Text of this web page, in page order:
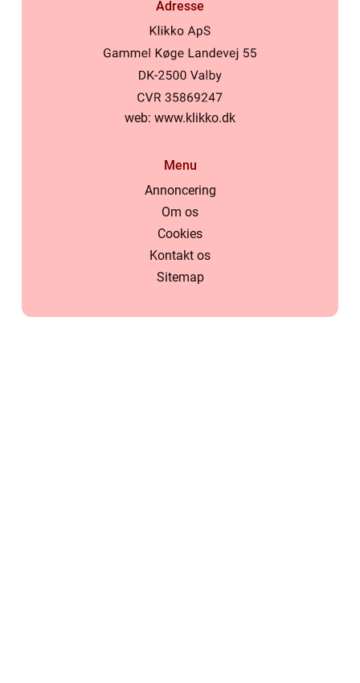
Adresse
web: www.klikko.dk
Menu
Annoncering
Om os
Cookies
Kontakt os
Sitemap